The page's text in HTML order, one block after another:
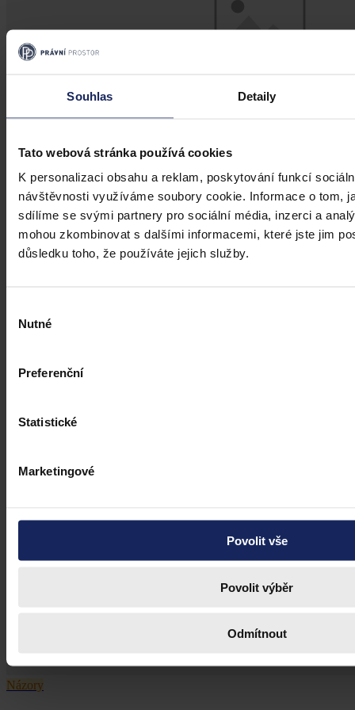
Souhlas Detaily
Tato webová stránka používá cookies
K personalizaci obsahu a reklam, poskytování funkcí
návštěvnosti využíváme soubory cookie. Informace o tom,
sdílíme se svými partnery pro sociální média, inzerci a
mohou zkombinovat s dalšími informacemi, které jste jim
důsledku toho, že používáte jejich služby.
souhlasu
Nutné
Preferenční
Statistické
Marketingové
Povolit vše
Povolit výběr
Odmítnout
Názory
Ochrana osobních údajů a spravedlnost
15. května rozhodoval německý nejvyšší soud spor o přípustnosti
Názory